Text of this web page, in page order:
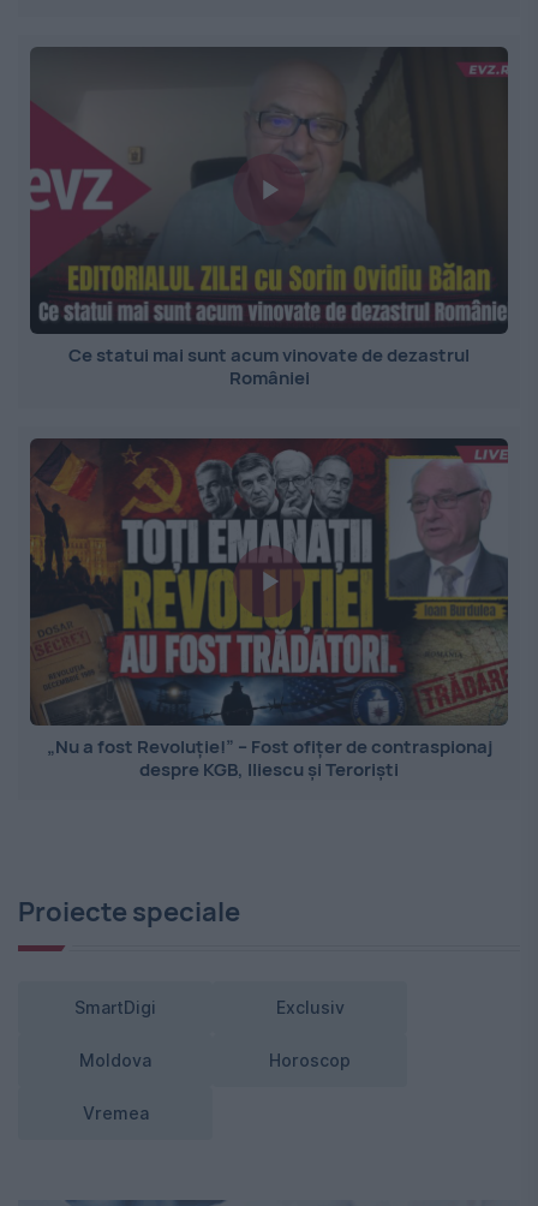
Ce statui mai sunt acum vinovate de dezastrul
României
„Nu a fost Revoluție!” – Fost ofițer de contraspionaj
despre KGB, Iliescu și Teroriști
Proiecte speciale
SmartDigi Exclusiv
Moldova Horoscop
Vremea